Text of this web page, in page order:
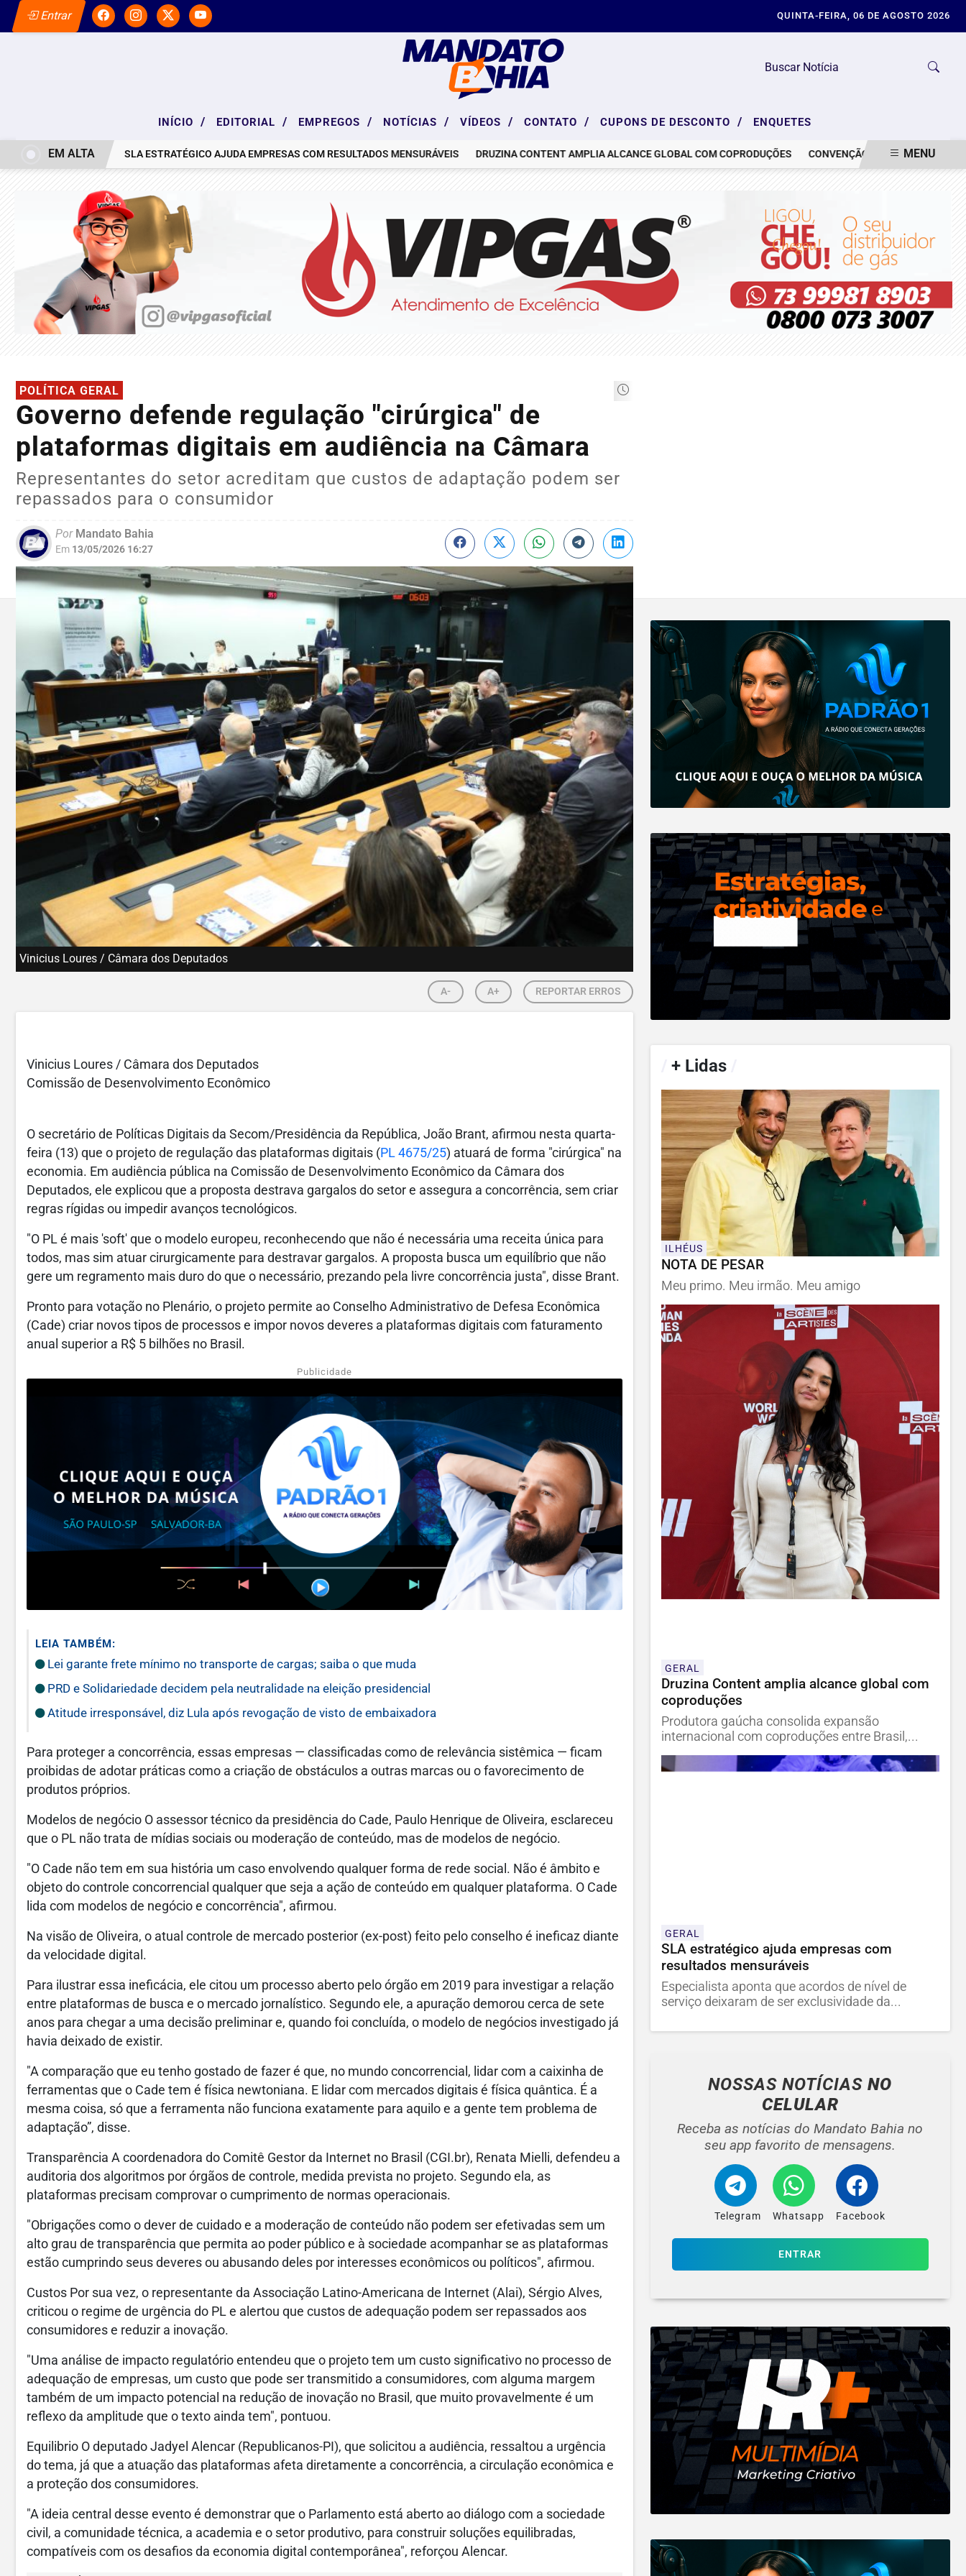
Entrar QUINTA-FEIRA, 06 DE AGOSTO 2026
INÍCIO / EDITORIAL / EMPREGOS / NOTÍCIAS / VÍDEOS / CONTATO / CUPONS DE DESCONTO / ENQUETES
DE PESAR SLA ESTRATÉGICO AJUDA EMPRESAS COM RESULTADOS MENSURÁVEIS DRUZINA CONTENT AMPLIA ALCANCE GLOBAL COM COPRODUÇÕES CONVENÇÃO DO PL E CRISE DE IMAGEM:
EM ALTA MENU
POLÍTICA GERAL
Governo defende regulação "cirúrgica" de
plataformas digitais em audiência na Câmara
Representantes do setor acreditam que custos de adaptação podem ser
repassados para o consumidor
PorMandato Bahia
Em 13/05/2026 16:27
Vinicius Loures / Câmara dos Deputados
A- A+ REPORTAR ERROS
Vinicius Loures / Câmara dos Deputados
Comissão de Desenvolvimento Econômico
O secretário de Políticas Digitais da Secom/Presidência da República, João Brant, afirmou nesta quarta-
feira (13) que o projeto de regulação das plataformas digitais (PL 4675/25) atuará de forma "cirúrgica" na
economia. Em audiência pública na Comissão de Desenvolvimento Econômico da Câmara dos
Deputados, ele explicou que a proposta destrava gargalos do setor e assegura a concorrência, sem criar
regras rígidas ou impedir avanços tecnológicos.
"O PL é mais 'soft' que o modelo europeu, reconhecendo que não é necessária uma receita única para
todos, mas sim atuar cirurgicamente para destravar gargalos. A proposta busca um equilíbrio que não
gere um regramento mais duro do que o necessário, prezando pela livre concorrência justa", disse Brant.
Pronto para votação no Plenário, o projeto permite ao Conselho Administrativo de Defesa Econômica
(Cade) criar novos tipos de processos e impor novos deveres a plataformas digitais com faturamento
anual superior a R$ 5 bilhões no Brasil.
Publicidade
LEIA TAMBÉM:
Lei garante frete mínimo no transporte de cargas; saiba o que muda
PRD e Solidariedade decidem pela neutralidade na eleição presidencial
Atitude irresponsável, diz Lula após revogação de visto de embaixadora
Para proteger a concorrência, essas empresas — classificadas como de relevância sistêmica — ficam
proibidas de adotar práticas como a criação de obstáculos a outras marcas ou o favorecimento de
produtos próprios.
Modelos de negócio O assessor técnico da presidência do Cade, Paulo Henrique de Oliveira, esclareceu
que o PL não trata de mídias sociais ou moderação de conteúdo, mas de modelos de negócio.
"O Cade não tem em sua história um caso envolvendo qualquer forma de rede social. Não é âmbito e
objeto do controle concorrencial qualquer que seja a ação de conteúdo em qualquer plataforma. O Cade
lida com modelos de negócio e concorrência", afirmou.
Na visão de Oliveira, o atual controle de mercado posterior (ex-post) feito pelo conselho é ineficaz diante
da velocidade digital.
Para ilustrar essa ineficácia, ele citou um processo aberto pelo órgão em 2019 para investigar a relação
entre plataformas de busca e o mercado jornalístico. Segundo ele, a apuração demorou cerca de sete
anos para chegar a uma decisão preliminar e, quando foi concluída, o modelo de negócios investigado já
havia deixado de existir.
"A comparação que eu tenho gostado de fazer é que, no mundo concorrencial, lidar com a caixinha de
ferramentas que o Cade tem é física newtoniana. E lidar com mercados digitais é física quântica. É a
mesma coisa, só que a ferramenta não funciona exatamente para aquilo e a gente tem problema de
adaptação”, disse.
Transparência A coordenadora do Comitê Gestor da Internet no Brasil (CGI.br), Renata Mielli, defendeu a
auditoria dos algoritmos por órgãos de controle, medida prevista no projeto. Segundo ela, as
plataformas precisam comprovar o cumprimento de normas operacionais.
"Obrigações como o dever de cuidado e a moderação de conteúdo não podem ser efetivadas sem um
alto grau de transparência que permita ao poder público e à sociedade acompanhar se as plataformas
estão cumprindo seus deveres ou abusando deles por interesses econômicos ou políticos", afirmou.
Custos Por sua vez, o representante da Associação Latino-Americana de Internet (Alai), Sérgio Alves,
criticou o regime de urgência do PL e alertou que custos de adequação podem ser repassados aos
consumidores e reduzir a inovação.
"Uma análise de impacto regulatório entendeu que o projeto tem um custo significativo no processo de
adequação de empresas, um custo que pode ser transmitido a consumidores, com alguma margem
também de um impacto potencial na redução de inovação no Brasil, que muito provavelmente é um
reflexo da amplitude que o texto ainda tem", pontuou.
Equilibrio O deputado Jadyel Alencar (Republicanos-PI), que solicitou a audiência, ressaltou a urgência
do tema, já que a atuação das plataformas afeta diretamente a concorrência, a circulação econômica e
a proteção dos consumidores.
"A ideia central desse evento é demonstrar que o Parlamento está aberto ao diálogo com a sociedade
civil, a comunidade técnica, a academia e o setor produtivo, para construir soluções equilibradas,
compatíveis com os desafios da economia digital contemporânea", reforçou Alencar.
+ Lidas
ILHÉUS
NOTA DE PESAR
Meu primo. Meu irmão. Meu amigo
GERAL
Druzina Content amplia alcance global com
coproduções
Produtora gaúcha consolida expansão
internacional com coproduções entre Brasil,...
GERAL
SLA estratégico ajuda empresas com
resultados mensuráveis
Especialista aponta que acordos de nível de
serviço deixaram de ser exclusividade da...
NOSSAS NOTÍCIASNO
CELULAR
Receba as notícias do Mandato Bahia no
seu app favorito de mensagens.
Telegram Whatsapp Facebook
ENTRAR